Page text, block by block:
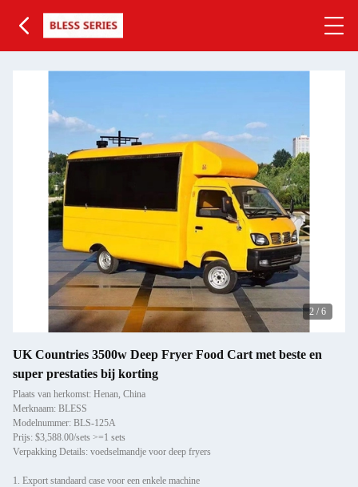
2 / 6
UK Countries 3500w Deep Fryer Food Cart met beste en
super prestaties bij korting
Plaats van herkomst: Henan, China
Merknaam: BLESS
Modelnummer: BLS-125A
Prijs: $3,588.00/sets >=1 sets
Verpakking Details: voedselmandje voor deep fryers
1. Export standaard case voor een enkele machine